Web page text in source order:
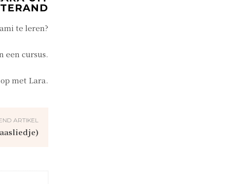
te leren?
een cursus.
met Lara.
ARTIKEL